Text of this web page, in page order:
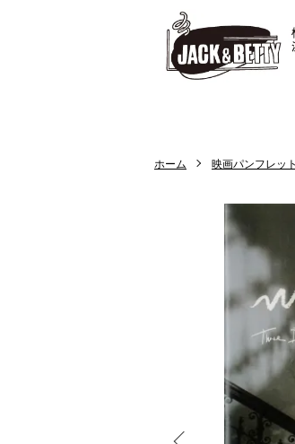
ホーム 映画パンフレット